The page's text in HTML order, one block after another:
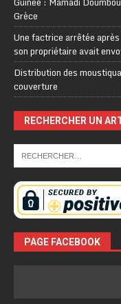
Grèce
Une factrice arrêtée
son propriétaire avait
Distribution des
couverture
RECHERCHER UN
PAGE FACEBOOK